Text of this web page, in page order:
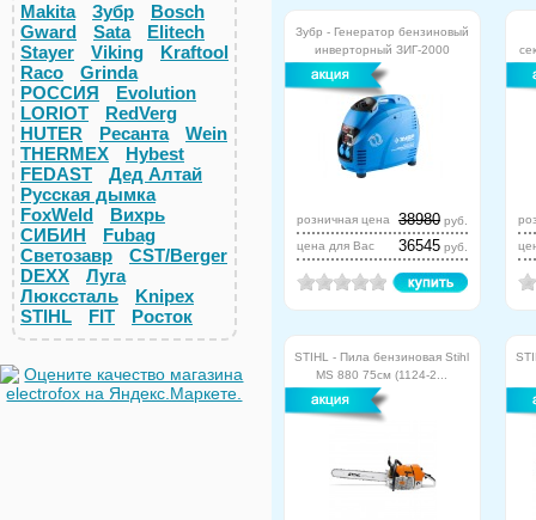
Makita
Зубр
Bosch
Gward
Sata
Elitech
Stayer
Viking
Kraftool
Raco
Grinda
РОССИЯ
Evolution
LORIOT
RedVerg
HUTER
Ресанта
Wein
THERMEX
Hybest
FEDAST
Дед Алтай
Русская дымка
FoxWeld
Вихрь
СИБИН
Fubag
Светозавр
CST/Berger
DEXX
Луга
Люкссталь
Knipex
STIHL
FIT Росток
Зубр - Генератор бензиновый
инверторный ЗИГ-2000
розничная цена 38980 руб.
цена для Вас
36545 руб.
STIHL - Пила бензиновая Stihl
MS 880 75см (1124-2...